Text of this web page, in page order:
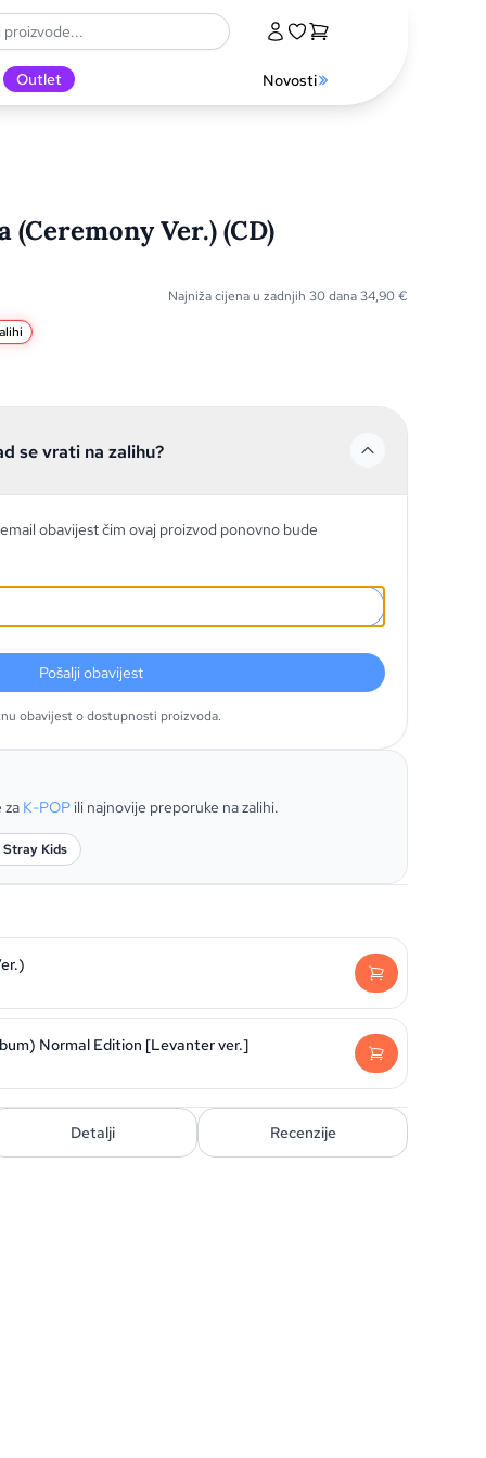
Outlet Novosti
Ver.) (CD)
Najniža cijena u zadnjih 30 dana34,90€
se vrati na zalihu?
obavijest čim ovaj proizvod ponovno bude
Pošalji obavijest
obavijest o dostupnosti proizvoda.
za K-POP ili najnovije preporuke na zalihi.
Stray Kids
Normal Edition [Levanter ver.]
Detalji Recenzije